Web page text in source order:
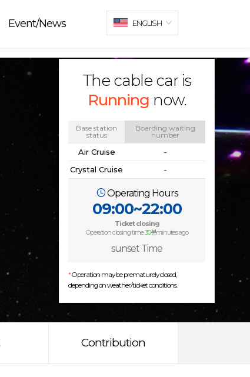
The cable car is
Running now.
Base station
status
Boarding waiting
number
Air Cruise
-
Crystal Cruise
-
Operating Hours
09:00~22:00
Ticket closing
Operation closing time30분minutes ago
sunset Time
*Operation may be prematurely closed,
depending on weather/ticket conditions.
Event/News ENGLISH
Contribution